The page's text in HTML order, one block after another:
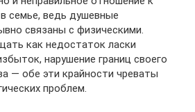
семье, ведь душевные
связаны с физическими.
как недостаток ласки
нарушение границ своего
— обе эти крайности чреваты
проблем.